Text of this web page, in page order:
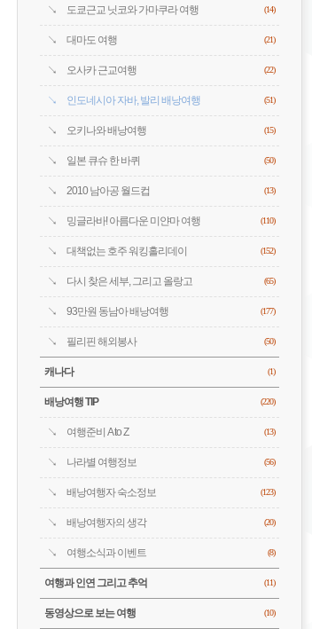
도쿄근교 닛코와 가마쿠라 여행 (14)
대마도 여행 (21)
오사카 근교여행 (22)
인도네시아 자바, 발리 배낭여행 (51)
오키나와 배낭여행 (15)
일본 큐슈 한 바퀴 (50)
2010 남아공 월드컵 (13)
밍글라바! 아름다운 미얀마 여행 (110)
대책없는 호주 워킹홀리데이 (152)
다시 찾은 세부, 그리고 올랑고 (65)
93만원 동남아 배낭여행 (177)
필리핀 해외봉사 (50)
캐나다 (1)
배낭여행 TIP (220)
여행준비 A to Z (13)
나라별 여행정보 (56)
배낭여행자 숙소정보 (123)
배낭여행자의 생각 (20)
여행소식과 이벤트 (8)
여행과 인연 그리고 추억 (11)
동영상으로 보는 여행 (10)